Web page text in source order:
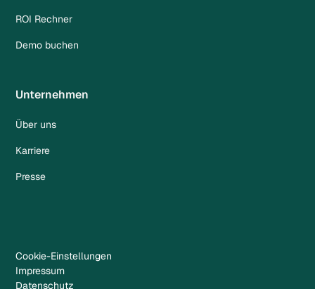
ROI Rechner
Demo buchen
Unternehmen
Über uns
Karriere
Presse
Cookie-Einstellungen
Impressum
Datenschutz